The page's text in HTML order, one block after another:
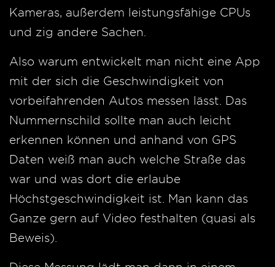
Kameras, außerdem leistungsfähige CPUs
und zig andere Sachen.
Also warum entwickelt man nicht eine App
mit der sich die Geschwindigkeit von
vorbeifahrenden Autos messen lässt. Das
Nummernschild sollte man auch leicht
erkennen können und anhand von GPS
Daten weiß man auch welche Straße das
war und was dort die erlaube
Höchstgeschwindigkeit ist. Man kann das
Ganze gern auf Video festhalten (quasi als
Beweis).